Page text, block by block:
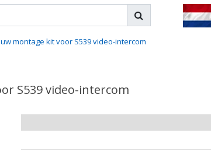
montage kit voor S539 video-intercom
S539 video-intercom